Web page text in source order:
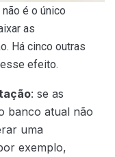
é o único
as
Há cinco outras
efeito.
: se as
banco atual não
uma
exemplo,